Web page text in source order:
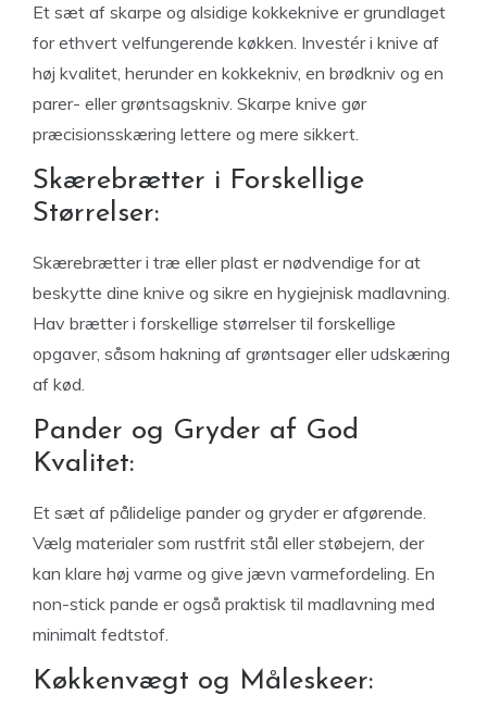
Et sæt af skarpe og alsidige kokkeknive er grundlaget
for ethvert velfungerende køkken. Investér i knive af
høj kvalitet, herunder en kokkekniv, en brødkniv og en
parer- eller grøntsagskniv. Skarpe knive gør
præcisionsskæring lettere og mere sikkert.
Skærebrætter i Forskellige
Størrelser:
Skærebrætter i træ eller plast er nødvendige for at
beskytte dine knive og sikre en hygiejnisk madlavning.
Hav brætter i forskellige størrelser til forskellige
opgaver, såsom hakning af grøntsager eller udskæring
af kød.
Pander og Gryder af God
Kvalitet:
Et sæt af pålidelige pander og gryder er afgørende.
Vælg materialer som rustfrit stål eller støbejern, der
kan klare høj varme og give jævn varmefordeling. En
non-stick pande er også praktisk til madlavning med
minimalt fedtstof.
Køkkenvægt og Måleskeer: